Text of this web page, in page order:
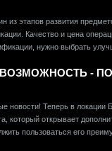
из этапов развития
Качество и цена
нужно выбрать
-
новости! Теперь в
который открывает
пользоваться его